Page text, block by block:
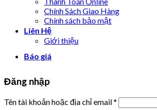
Chính Sách Giao Hàng
Chính sách bảo mật
Liên Hệ
Giới thiệu
Báo giá
Đăng nhập
Tên tài khoản hoặc địa chỉ email*